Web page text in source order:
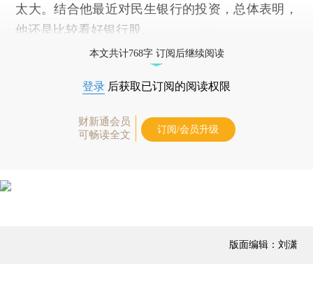
太大。结合他最近对民生银行的投资，总体表明，
他还是比较看好银行股。
本文共计768字 订阅后继续阅读
登录 后获取已订阅的阅读权限
财新通会员
可畅读全文
订阅/会员升级
版面编辑：刘潇